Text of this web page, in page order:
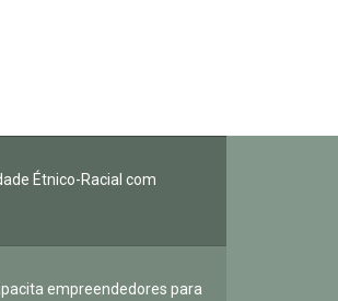
Étnico-Racial com
empreendedores para